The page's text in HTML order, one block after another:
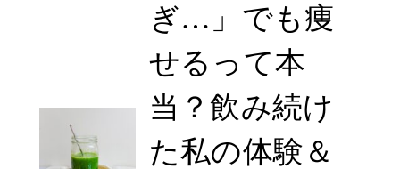
ぎ…」でも痩
せるって本
当？飲み続け
た私の体験＆